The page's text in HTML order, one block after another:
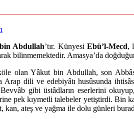
Abdullah’tır. Künyesi Ebü’l-Mecd,
bilinmemektedir. Amasya’da
olan Yâkut bin Abdullah, son Abbâsî
dili ve edebiyâtı husûsunda
gibi üstâdların eserlerini
pek kıymetli talebeler yetiştirdi. Bin
ateş ve yağma ile dolu günleri